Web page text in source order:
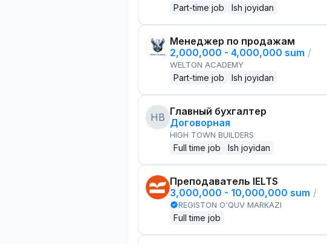
Part-time job Ish joyidan
Менеджер по продажам
2,000,000 - 4,000,000 sum /
WELTON ACADEMY
Part-time job Ish joyidan
HB Главный бухгалтер
Договорная
HIGH TOWN BUILDERS
Full time job Ish joyidan
Преподаватель IELTS
3,000,000 - 10,000,000 sum /
REGISTON O'QUV MARKAZI
Full time job